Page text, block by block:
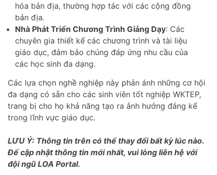
hóa bản địa, thường hợp tác với các cộng đồng
bản địa.
Nhà Phát Triển Chương Trình Giảng Dạy: Các
chuyên gia thiết kế các chương trình và tài liệu
giáo dục, đảm bảo chúng đáp ứng nhu cầu của
các học sinh đa dạng.
Các lựa chọn nghề nghiệp này phản ánh những cơ hội
đa dạng có sẵn cho các sinh viên tốt nghiệp WKTEP,
trang bị cho họ khả năng tạo ra ảnh hưởng đáng kể
trong lĩnh vực giáo dục.
LƯU Ý: Thông tin trên có thể thay đổi bất kỳ lúc nào.
Để cập nhật thông tin mới nhất, vui lòng liên hệ với
đội ngũ LOA Portal.